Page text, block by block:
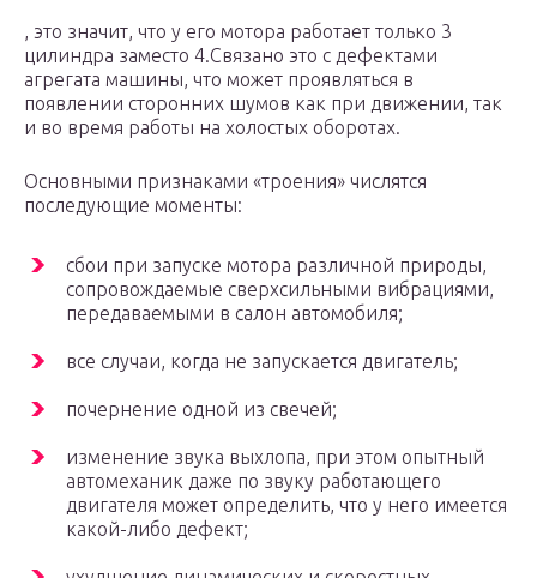
, это значит, что у его мотора работает только 3
цилиндра заместо 4.Связано это с дефектами
агрегата машины, что может проявляться в
появлении сторонних шумов как при движении, так
и во время работы на холостых оборотах.
Основными признаками «троения» числятся
последующие моменты:
сбои при запуске мотора различной природы,
сопровождаемые сверхсильными вибрациями,
передаваемыми в салон автомобиля;
все случаи, когда не запускается двигатель;
почернение одной из свечей;
изменение звука выхлопа, при этом опытный
автомеханик даже по звуку работающего
двигателя может определить, что у него имеется
какой-либо дефект;